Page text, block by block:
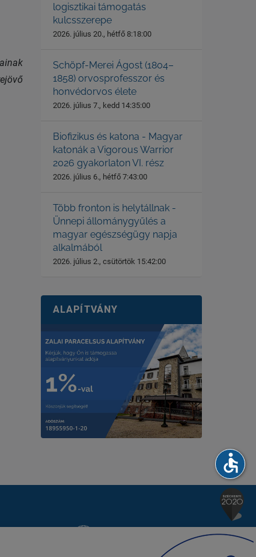
logisztikai támogatás
kulcsszerepe
2026. július 20., hétfő 8:18:00
Schöpf-Merei Ágost (1804–
1858) orvosprofesszor és
honvédorvos élete
2026. július 7., kedd 14:35:00
Biofizikus és katona - Magyar
katonák a Vigorous Warrior
2026 gyakorlaton VI. rész
2026. július 6., hétfő 7:43:00
Több fronton is helytállnak -
Ünnepi állománygyűlés a
magyar egészségügy napja
alkalmából
2026. július 2., csütörtök 15:42:00
ALAPÍTVÁNY
accessible